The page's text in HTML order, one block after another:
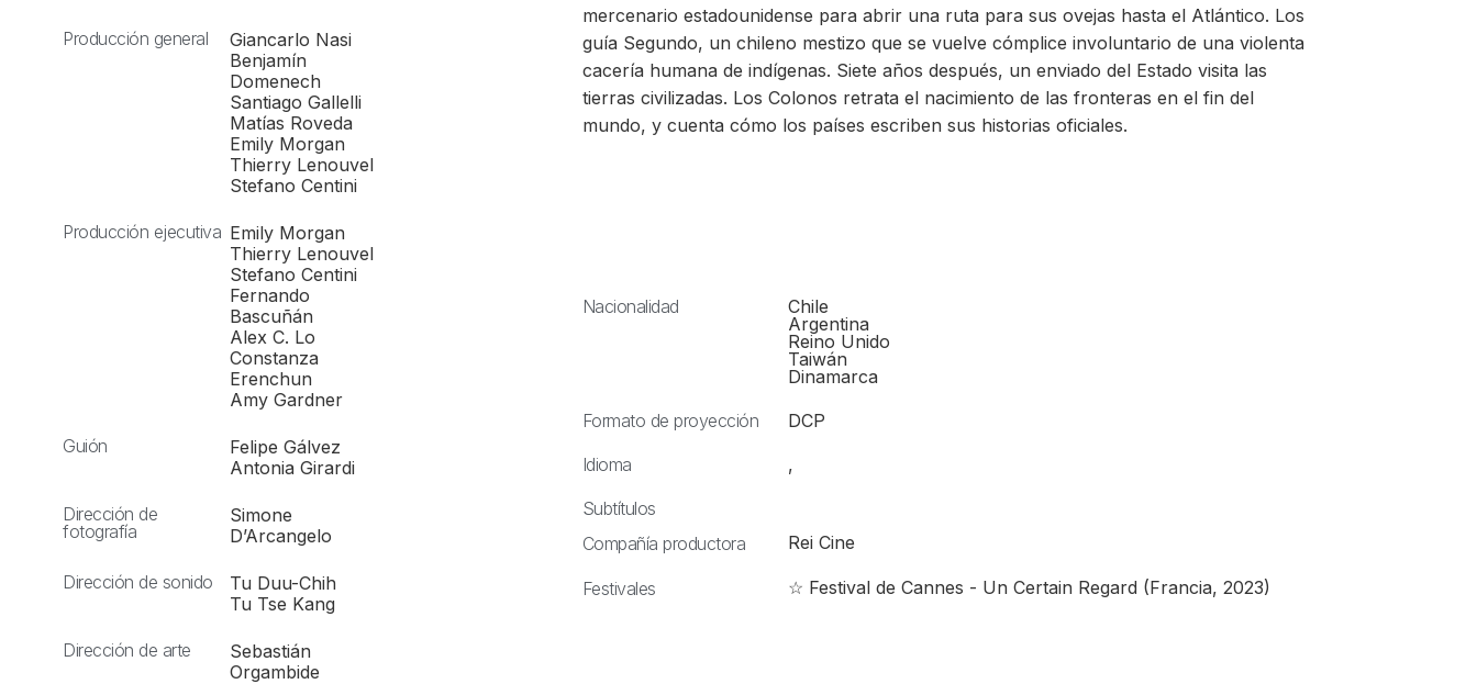
Producción general
Giancarlo Nasi
Benjamín
Domenech
Santiago Gallelli
Matías Roveda
Emily Morgan
Thierry Lenouvel
Stefano Centini
Producción ejecutiva Emily Morgan
Thierry Lenouvel
Stefano Centini
Fernando
Bascuñán
Alex C. Lo
Constanza
Erenchun
Amy Gardner
Guión
Felipe Gálvez
Antonia Girardi
Dirección de
fotografía
Simone
D’Arcangelo
Dirección de sonido
Tu Duu-Chih
Tu Tse Kang
Dirección de arte
Sebastián
Orgambide
mercenario estadounidense para abrir una ruta para sus ovejas hasta el Atlántico. Los
guía Segundo, un chileno mestizo que se vuelve cómplice involuntario de una violenta
cacería humana de indígenas. Siete años después, un enviado del Estado visita las
tierras civilizadas. Los Colonos retrata el nacimiento de las fronteras en el fin del
mundo, y cuenta cómo los países escriben sus historias oficiales.
Nacionalidad
Chile
Argentina
Reino Unido
Taiwán
Dinamarca
Formato de proyección
DCP
Idioma
,
Subtítulos
Compañía productora
Rei Cine
Festivales ☆ Festival de Cannes - Un Certain Regard (Francia, 2023)